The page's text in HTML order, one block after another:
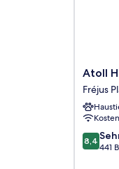
Atoll
Hotel
Fréjus
Plage
Atoll
Fréjus
8.4
von
8,4
441